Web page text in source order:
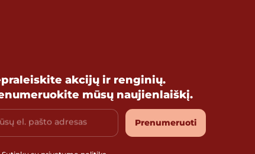
akcijų ir renginių.
mūsų naujienlaiškį.
el. pašto adresas Prenumeruoti